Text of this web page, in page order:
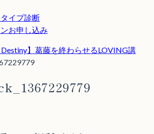
イプ診断
お申し込み
Destiny】葛藤を終わらせるLOVING講